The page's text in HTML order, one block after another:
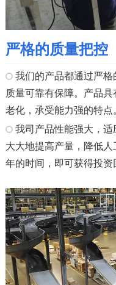
严格的质量把控
我们的产品都通过严
质量可靠有保障。产品
老化，承受能力强的特点
我司产品性能强大，
大大地提高产量，降低
年的时间，即可获得投资